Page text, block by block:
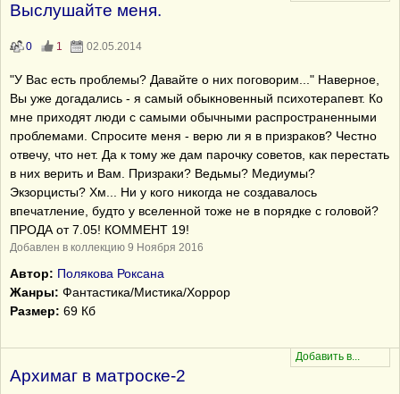
Выслушайте меня.
0 1 02.05.2014
"У Вас есть проблемы? Давайте о них поговорим..." Наверное,
Вы уже догадались - я самый обыкновенный психотерапевт. Ко
мне приходят люди с самыми обычными распространенными
проблемами. Спросите меня - верю ли я в призраков? Честно
отвечу, что нет. Да к тому же дам парочку советов, как перестать
в них верить и Вам. Призраки? Ведьмы? Медиумы?
Экзорцисты? Хм... Ни у кого никогда не создавалось
впечатление, будто у вселенной тоже не в порядке с головой?
ПРОДА от 7.05! КОММЕНТ 19!
Добавлен в коллекцию 9 Ноября 2016
Автор: Полякова Роксана
Жанры: Фантастика/Мистика/Хоррор
Размер: 69 Кб
Архимаг в матроске-2